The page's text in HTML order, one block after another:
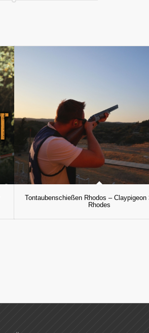
Tontaubenschießen Rhodos – Claypigeon
Rhodes